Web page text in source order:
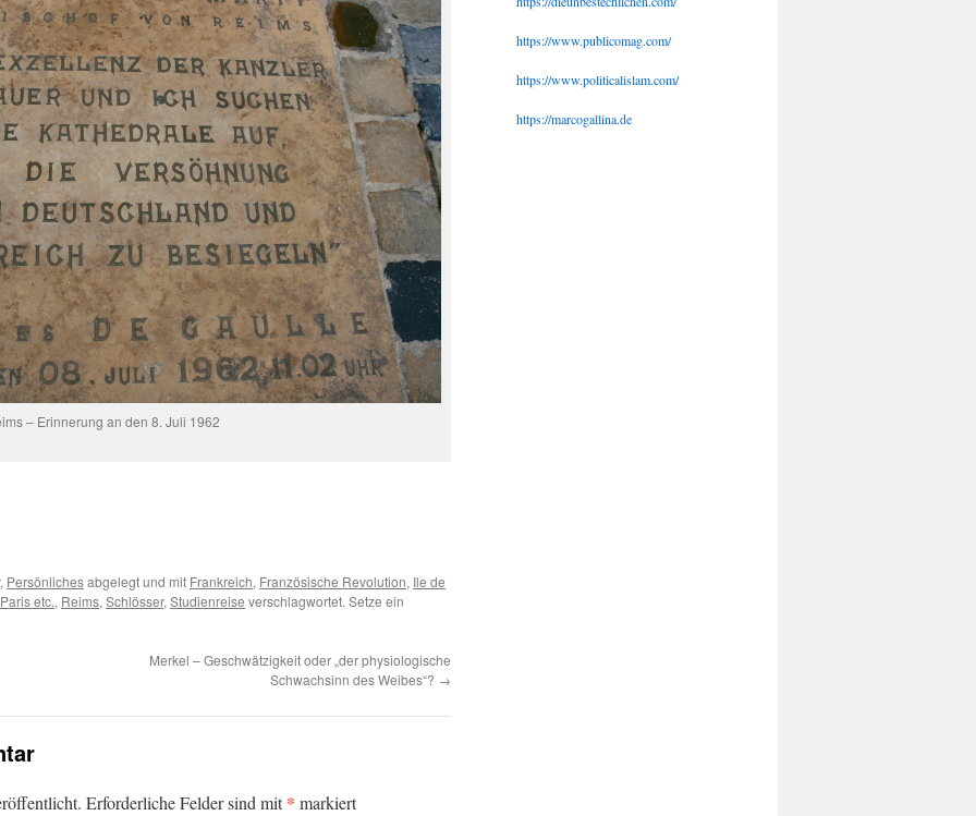
– Erinnerung an den 8. Juli 1962
, Persönlichesabgelegt und mit Frankreich, Französische Revolution, Ile de
Paris etc., Reims, Schlösser, Studienreise verschlagwortet. Setze ein
Merkel – Geschwätzigkeit oder „der physiologische
Schwachsinn des Weibes“? →
Erforderliche Felder sind mit* markiert
https://www.publicomag.com/
https://www.politicalislam.com/
https://marcogallina.de